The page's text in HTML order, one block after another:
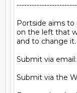
Portside aims
on the left that
and to change it.
Submit via email:
Submit via the